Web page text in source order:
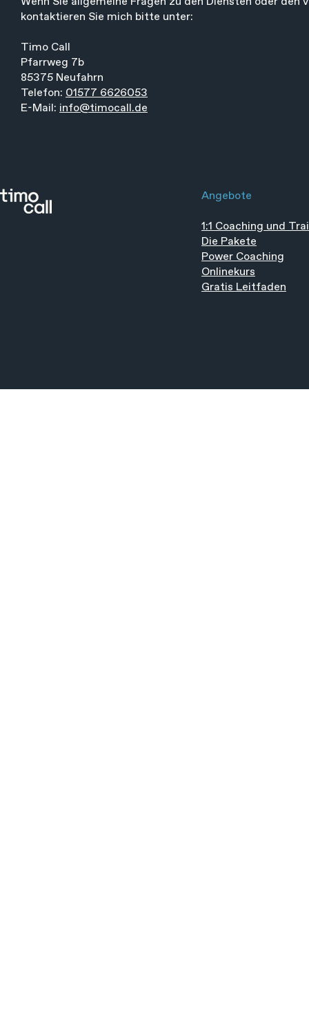
kontaktieren Sie mich bitte unter:
Timo Call
Pfarrweg 7b
85375 Neufahrn
Telefon: 01577 6626053
E-Mail: info@timocall.de
Angebote
1:1 Coaching und
Die Pakete
Power Coaching
Onlinekurs
Gratis Leitfaden